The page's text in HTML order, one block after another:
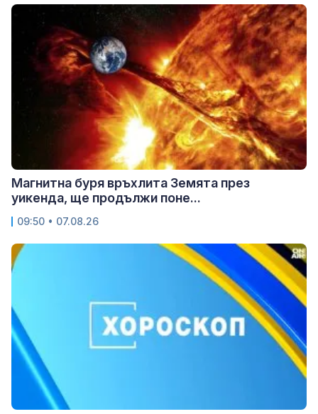
Магнитна буря връхлита Земята през
уикенда, ще продължи поне...
09:50 • 07.08.26